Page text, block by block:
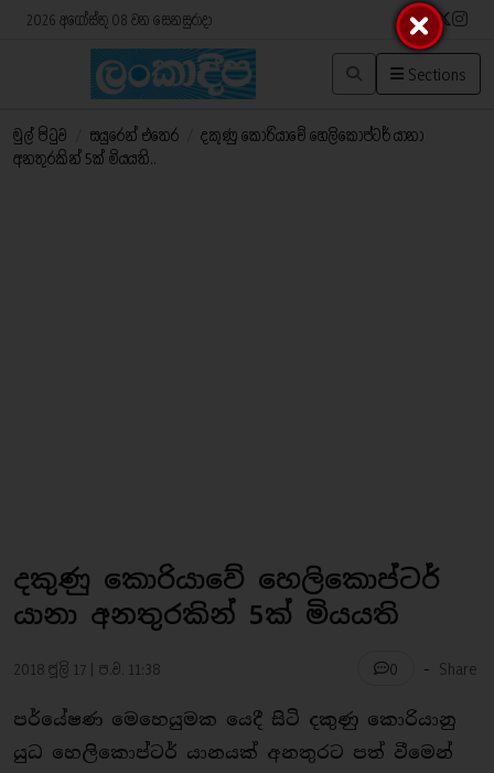
2026 අගෝස්තු 08 වන සෙනසුරාදා
Sections
මුල් පිටුව සයුරෙන් එතෙර
දකුණු කොරියාවේ හෙලිකොප්ටර් යානා
අනතුරකින් 5ක් මියයති..
දකුණු කොරියාවේ හෙලිකොප්ටර්
යානා අනතුරකින් 5ක් මියයති
2018 ජූලි 17 | ප.ව. 11:38 0 - Share
පර්යේෂණ මෙහෙයුමක යෙදී සිටි දකුණු කොරියානු
යුධ හෙලිකොප්ටර් යානයක් අනතුරට පත් වීමෙන්